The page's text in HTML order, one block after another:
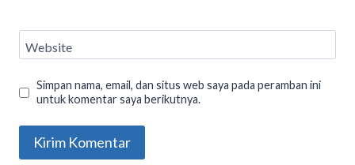
Website
Simpan nama, email, dan situs web saya pada peramban ini
untuk komentar saya berikutnya.